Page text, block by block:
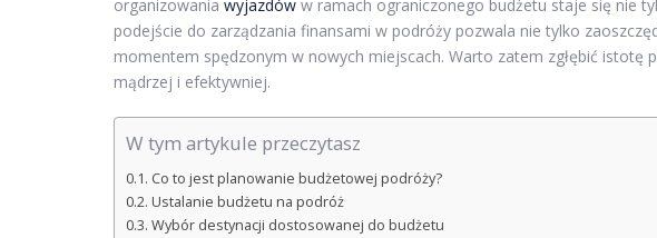
organizowania wyjazdów w ramach ograniczonego budżetu staje się nie
podejście do zarządzania finansami w podróży pozwala nie tylko
momentem spędzonym w nowych miejscach. Warto zatem zgłębić istotę
mądrzej i efektywniej.
W tym artykule przeczytasz
Co to jest planowanie budżetowej podróży?
Ustalanie budżetu na podróż
Wybór destynacji dostosowanej do budżetu